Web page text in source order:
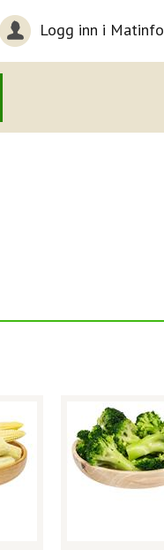
Logg inn i Matinfo